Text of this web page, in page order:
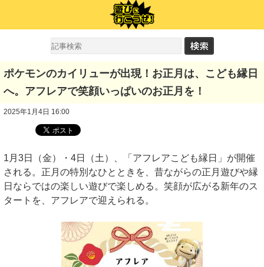
ポケモンのカイリューが出現！お正月は、こども縁日
へ。アフレアで笑顔いっぱいのお正月を！
2025年1月4日 16:00
1月3日（金）・4日（土）、「アフレアこども縁日」が開催
される。正月の特別なひとときを、昔ながらの正月遊びや縁
日ならではの楽しい遊びで楽しめる。笑顔が広がる新年のス
タートを、アフレアで迎えられる。